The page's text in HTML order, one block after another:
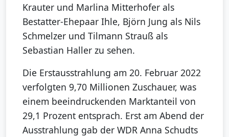
Krauter und Marlina Mitterhofer als
Bestatter-Ehepaar Ihle, Björn Jung als Nils
Schmelzer und Tilmann Strauß als
Sebastian Haller zu sehen.
Die Erstausstrahlung am 20. Februar 2022
verfolgten 9,70 Millionen Zuschauer, was
einem beeindruckenden Marktanteil von
29,1 Prozent entsprach. Erst am Abend der
Ausstrahlung gab der WDR Anna Schudts